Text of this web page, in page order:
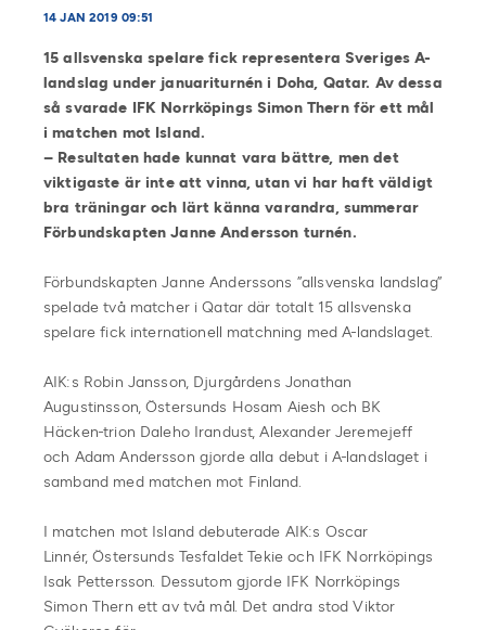
14 JAN 2019 09:51
15 allsvenska spelare fick representera Sveriges A-
landslag under januariturnén i Doha, Qatar. Av dessa
så svarade IFK Norrköpings Simon Thern för ett mål
i matchen mot Island.
– Resultaten hade kunnat vara bättre, men det
viktigaste är inte att vinna, utan vi har haft väldigt
bra träningar och lärt känna varandra, summerar
Förbundskapten Janne Andersson turnén.
Förbundskapten Janne Anderssons ”allsvenska landslag”
spelade två matcher i Qatar där totalt 15 allsvenska
spelare fick internationell matchning med A-landslaget.
AIK:s Robin Jansson, Djurgårdens Jonathan
Augustinsson, Östersunds Hosam Aiesh och BK
Häcken-trion Daleho Irandust, Alexander Jeremejeff
och Adam Andersson gjorde alla debut i A-landslaget i
samband med matchen mot Finland.
I matchen mot Island debuterade AIK:s Oscar
Linnér, Östersunds Tesfaldet Tekie och IFK Norrköpings
Isak Pettersson. Dessutom gjorde IFK Norrköpings
Simon Thern ett av två mål. Det andra stod Viktor